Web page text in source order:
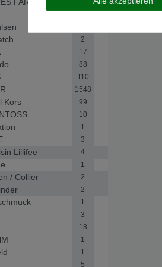
2
17
88
110
1548
Kors 99
10
1
3
Lillifee 4
1
/ Collier 2
2
1
3
18
1
1
5